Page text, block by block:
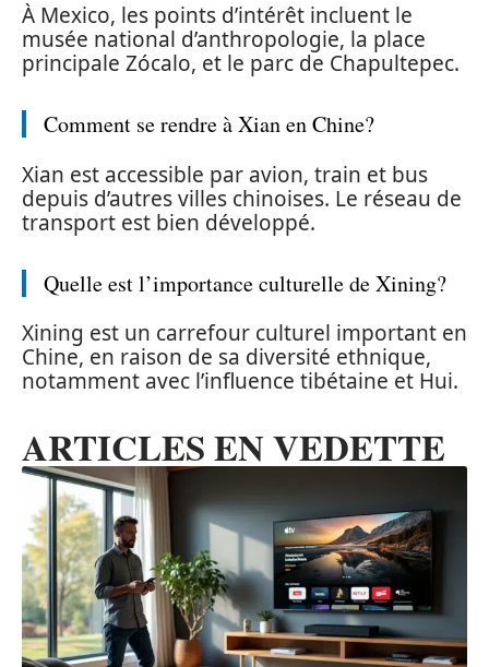
À Mexico, les points d’intérêt incluent le
musée national d’anthropologie, la place
principale Zócalo, et le parc de Chapultepec.
Comment se rendre à Xian en Chine?
Xian est accessible par avion, train et bus
depuis d’autres villes chinoises. Le réseau de
transport est bien développé.
Quelle est l’importance culturelle de Xining?
Xining est un carrefour culturel important en
Chine, en raison de sa diversité ethnique,
notamment avec l’influence tibétaine et Hui.
ARTICLES EN VEDETTE